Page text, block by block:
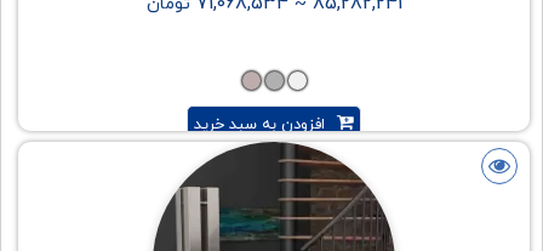
افزودن به سبد خرید